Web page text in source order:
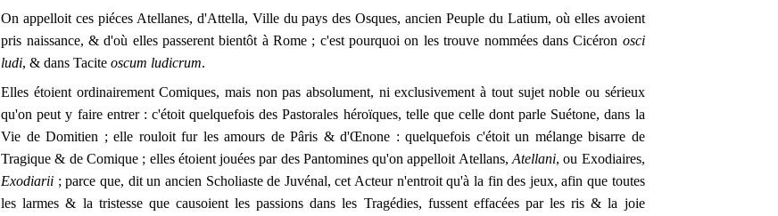
On appelloit ces piéces Atellanes, d'Attella, Ville du pays des Osques, ancien Peuple du Latium, où elles avoient
pris naissance, & d'où elles passerent bientôt à Rome ; c'est pourquoi on les trouve nommées dans Cicéron osci
ludi, & dans Taciteoscum ludicrum.
Elles étoient ordinairement Comiques, mais non pas absolument, ni exclusivement à tout sujet noble ou sérieux
qu'on peut y faire entrer : c'étoit quelquefois des Pastorales héroïques, telle que celle dont parle Suétone, dans la
Vie de Domitien ; elle rouloit fur les amours de Pâris & d'Œnone : quelquefois c'étoit un mélange bisarre de
Tragique & de Comique ; elles étoient jouées par des Pantomines qu'on appelloit Atellans,Atellani, ou Exodiaires,
Exodiarii ; parce que, dit un ancien Scholiaste de Juvénal, cet Acteur n'entroit qu'à la fin des jeux, afin que toutes
les larmes & la tristesse que causoient les passions dans les Tragédies, fussent effacées par les ris & la joie